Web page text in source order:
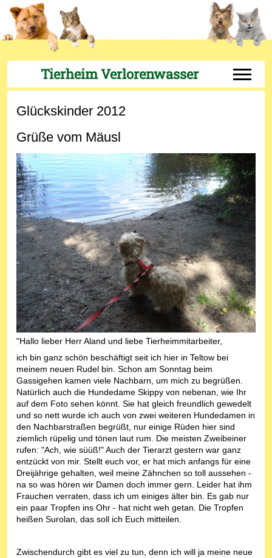
Tierheim Verlorenwasser Off-
Glückskinder 2012
Grüße vom Mäusl
"Hallo lieber Herr Aland und liebe Tierheimmitarbeiter,
ich bin ganz schön beschäftigt seit ich hier in Teltow bei
meinem neuen Rudel bin. Schon am Sonntag beim
Gassigehen kamen viele Nachbarn, um mich zu begrüßen.
Natürlich auch die Hundedame Skippy von nebenan, wie Ihr
auf dem Foto sehen könnt. Sie hat gleich freundlich gewedelt
und so nett wurde ich auch von zwei weiteren Hundedamen in
den Nachbarstraßen begrüßt, nur einige Rüden hier sind
ziemlich rüpelig und tönen laut rum. Die meisten Zweibeiner
rufen: "Ach, wie süüß!" Auch der Tierarzt gestern war ganz
entzückt von mir. Stellt euch vor, er hat mich anfangs für eine
Dreijährige gehalten, weil meine Zähnchen so toll aussehen -
na so was hören wir Damen doch immer gern. Leider hat ihm
Frauchen verraten, dass ich um einiges älter bin. Es gab nur
ein paar Tropfen ins Ohr - hat nicht weh getan. Die Tropfen
heißen Surolan, das soll ich Euch mitteilen.
Zwischendurch gibt es viel zu tun, denn ich will ja meine neue